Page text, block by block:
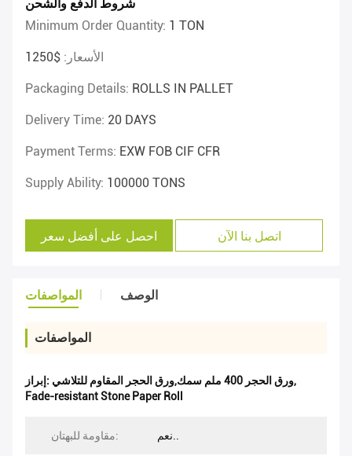
شروط الدفع والشحن
Minimum Order Quantity: 1 TON
الأسعار: $1250
Packaging Details: ROLLS IN PALLET
Delivery Time: 20 DAYS
Payment Terms: EXW FOB CIF CFR
Supply Ability: 100000 TONS
احصل على أفضل سعر اتصل بنا الآن
المواصفات الوصف
المواصفات
إبراز: ورق الحجر 400 ملم سمك,ورق الحجر المقاوم للتلاشي,
Fade-resistant Stone Paper Roll
مقاومة للبهتان: نعم..